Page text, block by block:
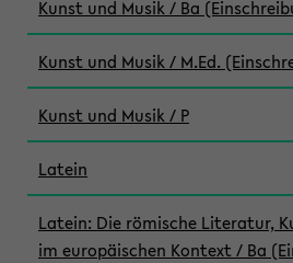
Kunst und Musik / Ba
Kunst und Musik / M.Ed.
Kunst und Musik / P
Latein
Latein: Die römische Literatur,
im europäischen Kontext / Ba